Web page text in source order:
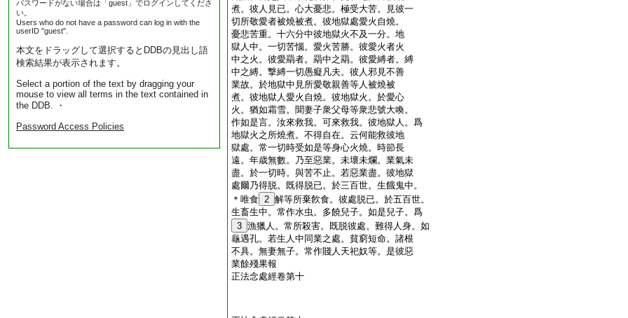
パスワードがない場合は「guest」でログインしてくださ
い。
Users who do not have a password can log in with the
userID "guest".
本文をドラッグして選択するとDDBの見出し語
検索結果が表示されます。
Select a portion of the text by dragging your
mouse to view all terms in the text contained in
the DDB. ・
Password Access Policies
煮。彼人見已。心大憂悲。極受大苦。見彼一
切所敬愛者被燒被煮。彼地獄處愛火自燒。
憂悲苦重。十六分中彼地獄火不及一分。地
獄人中。一切苦惱。愛火苦勝。彼愛火者火
中之火。彼愛羂者。羂中之羂。彼愛縛者。縛
中之縛。撃縛一切愚癡凡夫。彼人邪見不善
業故。於地獄中見所愛敬親善等人被燒被
煮。彼地獄人愛火自燒。彼地獄火。於愛心
火。猶如霜雪。聞妻子衆父母等衆悲號大喚。
作如是言。汝來救我。可來救我。彼地獄人。爲
地獄火之所燒煮。不得自在。云何能救彼地
獄處。常一切時受如是等身心火燒。時節長
遠。年歳無數。乃至惡業。未壞未爛。業氣未
盡。於一切時。與苦不止。若惡業盡。彼地獄
處爾乃得脱。既得脱已。於三百世。生餓鬼中。
＊唯食 2 解等所棄飮食。彼處脱已。於五百世。
生畜生中。常作水虫。多饒兒子。如是兒子。爲
3 漁獵人。常所殺害。既脱彼處。難得人身。如
龜遇孔。若生人中同業之處。貧窮短命。諸根
不具。無妻無子。常作賤人天祀奴等。是彼惡
業餘殘果報
正法念處經卷第十